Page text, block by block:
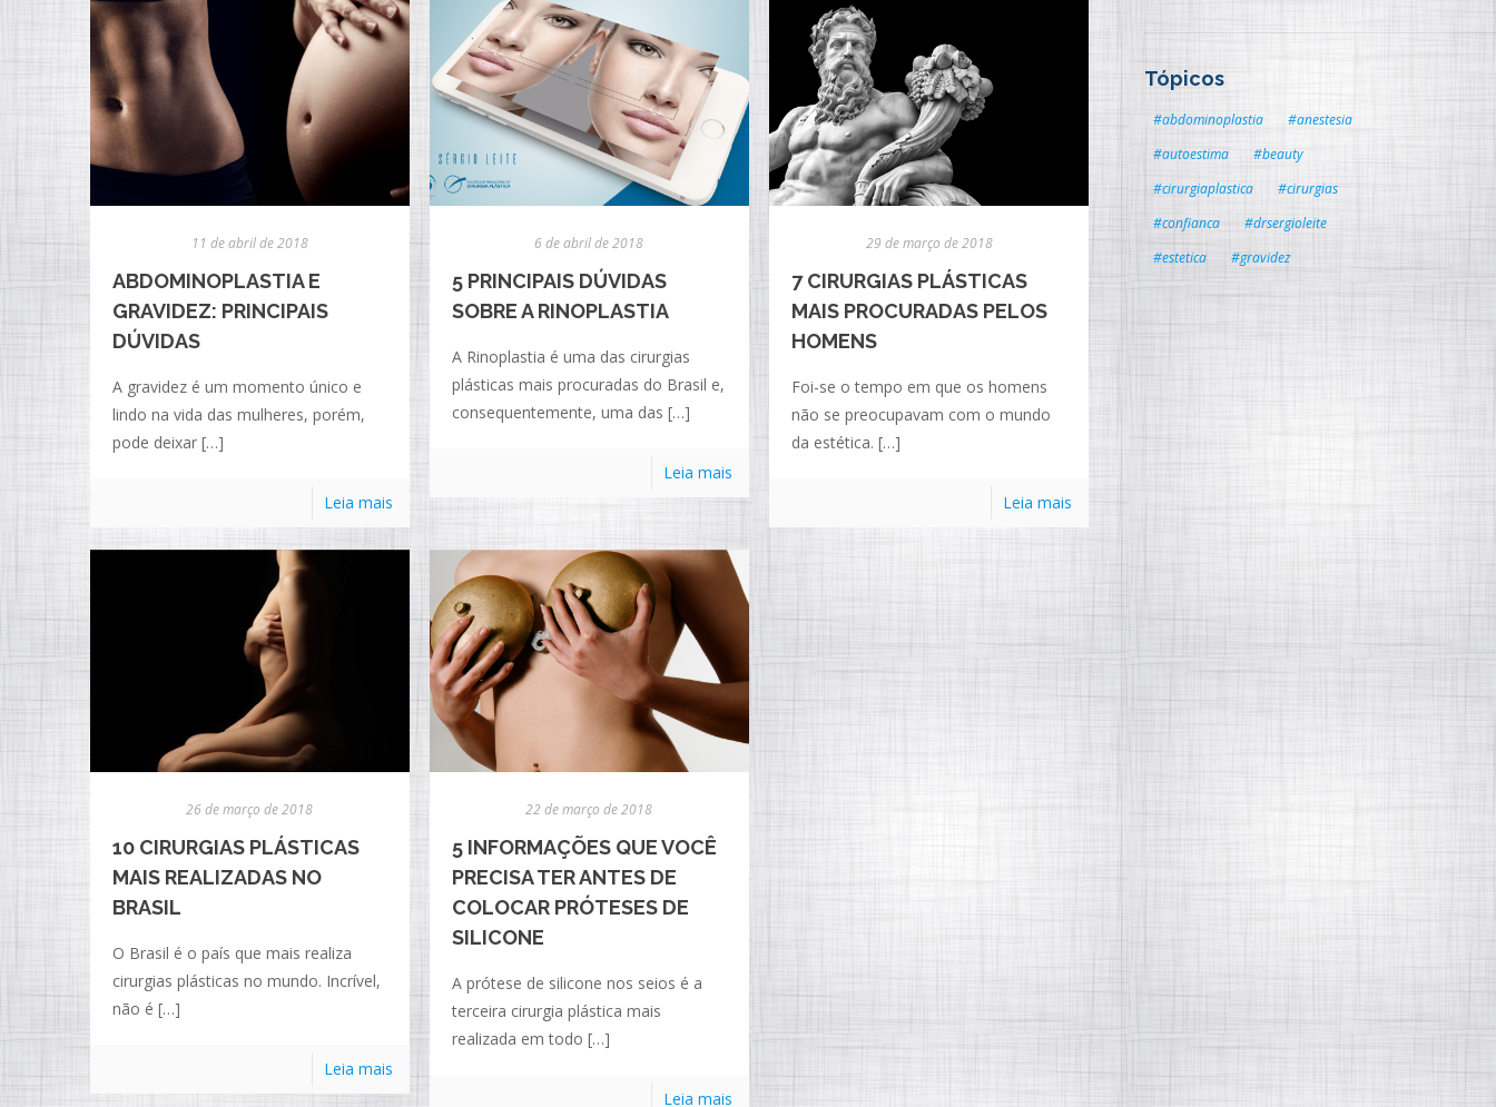
11 de abril de 2018
ABDOMINOPLASTIA E
GRAVIDEZ: PRINCIPAIS
DÚVIDAS
A gravidez é um momento único e
lindo na vida das mulheres, porém,
pode deixar[…]
Leia mais
6 de abril de 2018
5 PRINCIPAIS DÚVIDAS
SOBRE A RINOPLASTIA
A Rinoplastia é uma das cirurgias
plásticas mais procuradas do Brasil e,
consequentemente, uma das […]
Leia mais
29 de março de 2018
7 CIRURGIAS PLÁSTICAS
MAIS PROCURADAS PELOS
HOMENS
Foi-se o tempo em que os homens
não se preocupavam com o mundo
da estética. […]
Leia mais
26 de março de 2018
10 CIRURGIAS PLÁSTICAS
MAIS REALIZADAS NO
BRASIL
O Brasil é o país que mais realiza
cirurgias plásticas no mundo. Incrível,
não é […]
Leia mais
22 de março de 2018
5 INFORMAÇÕES QUE VOCÊ
PRECISA TER ANTES DE
COLOCAR PRÓTESES DE
SILICONE
A prótese de silicone nos seios é a
terceira cirurgia plástica mais
realizada em todo […]
Leia mais
Tópicos
#abdominoplastia
#anestesia
#autoestima
#beauty
#cirurgiaplastica
#cirurgias
#confianca
#drsergioleite
#estetica
#gravidez